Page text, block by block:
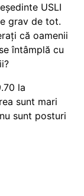
USLI
grav de tot.
că oamenii
întâmplă cu
la
sunt mari
sunt posturi